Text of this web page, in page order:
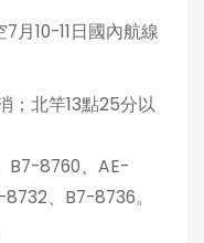
月10-11日國內航線
；北竿13點25分以
B7-8760、AE-
、B7-8736。